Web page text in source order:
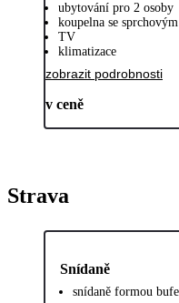
ubytování pro 2 osoby
koupelna se
TV
klimatizace
zobrazit podrobnosti
v ceně
Strava
Snídaně
snídaně formou